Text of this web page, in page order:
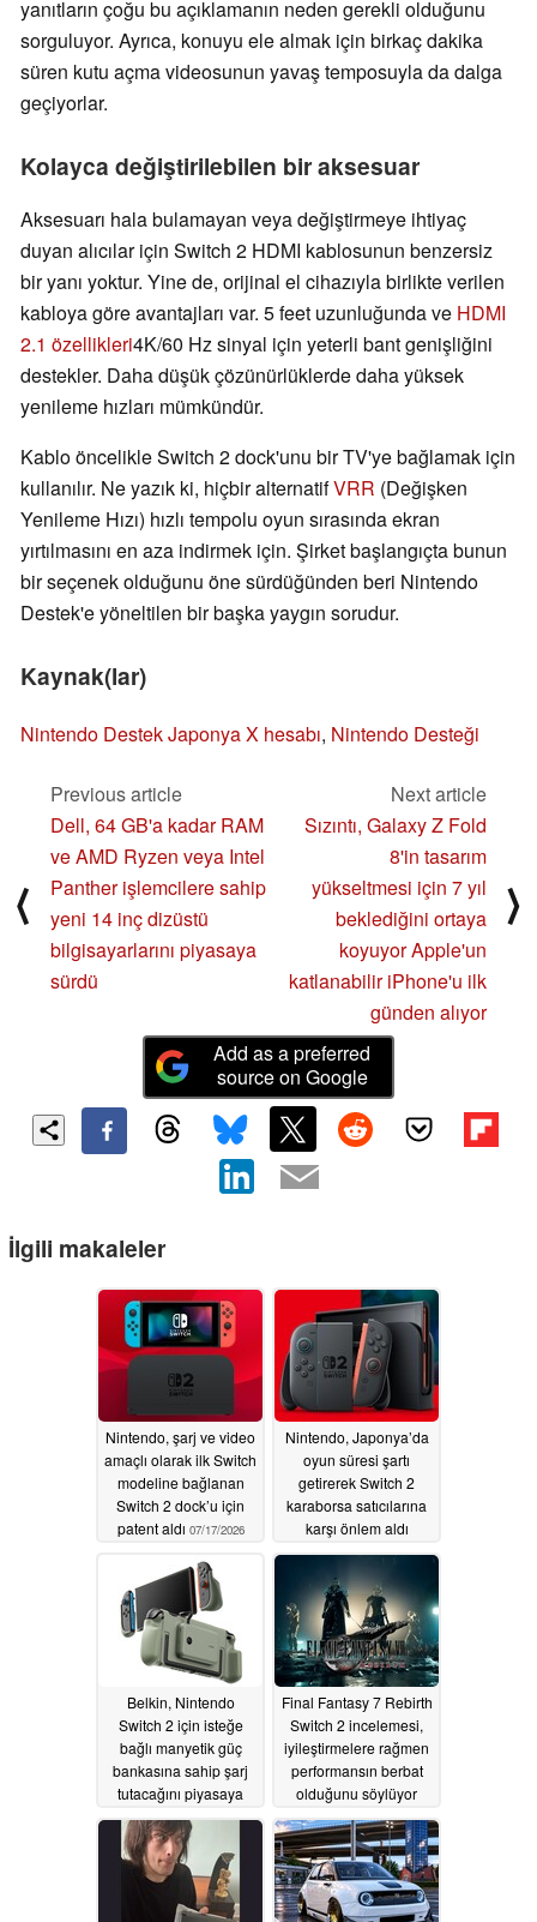
yanıtların çoğu bu açıklamanın neden gerekli olduğunu
sorguluyor. Ayrıca, konuyu ele almak için birkaç dakika
süren kutu açma videosunun yavaş temposuyla da dalga
geçiyorlar.
Kolayca değiştirilebilen bir aksesuar
Aksesuarı hala bulamayan veya değiştirmeye ihtiyaç
duyan alıcılar için Switch 2 HDMI kablosunun benzersiz
bir yanı yoktur. Yine de, orijinal el cihazıyla birlikte verilen
kabloya göre avantajları var. 5 feet uzunluğunda ve HDMI
2.1 özellikleri4K/60 Hz sinyal için yeterli bant genişliğini
destekler. Daha düşük çözünürlüklerde daha yüksek
yenileme hızları mümkündür.
Kablo öncelikle Switch 2 dock'unu bir TV'ye bağlamak için
kullanılır. Ne yazık ki, hiçbir alternatifVRR (Değişken
Yenileme Hızı) hızlı tempolu oyun sırasında ekran
yırtılmasını en aza indirmek için. Şirket başlangıçta bunun
bir seçenek olduğunu öne sürdüğünden beri Nintendo
Destek'e yöneltilen bir başka yaygın sorudur.
Kaynak(lar)
Nintendo Destek Japonya X hesabı, Nintendo Desteği
⟨
Previous article
Dell, 64 GB'a kadar RAM
ve AMD Ryzen veya Intel
Panther işlemcilere sahip
yeni 14 inç dizüstü
bilgisayarlarını piyasaya
sürdü
Next article
Sızıntı, Galaxy Z Fold
8'in tasarım
yükseltmesi için 7 yıl
beklediğini ortaya
koyuyor Apple'un
katlanabilir iPhone'u ilk
günden alıyor
⟩
Add as a preferred
source on Google
İlgili makaleler
Nintendo, şarj ve video
amaçlı olarak ilk Switch
modeline bağlanan
Switch 2 dock’u için
patent aldı 07/17/2026
Nintendo, Japonya’da
oyun süresi şartı
getirerek Switch 2
karaborsa satıcılarına
karşı önlem aldı
06/14/2026
Belkin, Nintendo
Switch 2 için isteğe
bağlı manyetik güç
bankasına sahip şarj
tutacağını piyasaya
sürüyor06/06/2026
Final Fantasy 7 Rebirth
Switch 2 incelemesi,
iyileştirmelere rağmen
performansın berbat
olduğunu söylüyor
06/03/2026